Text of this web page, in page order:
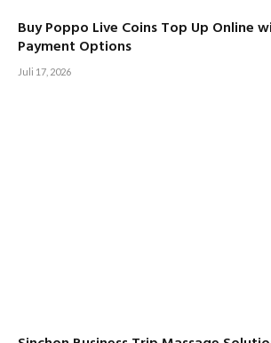
Buy Poppo Live Coins Top Up Online
Payment Options
Juli 17, 2026